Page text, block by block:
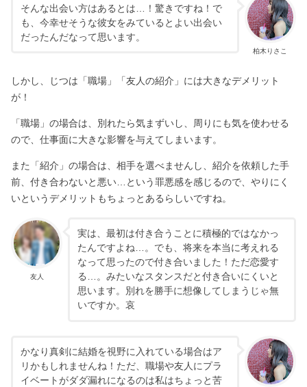
柏木りさこ
そんな出会い方はあるとは…！驚きですね！で
も、今幸せそうな彼女をみているとよい出会い
だったんだなって思います。
しかし、じつは「職場」「友人の紹介」には大きなデメリット
が！
「職場」の場合は、別れたら気まずいし、周りにも気を使わせる
ので、仕事面に大きな影響を与えてしまいます。
また「紹介」の場合は、相手を選べませんし、紹介を依頼した手
前、付き合わないと悪い…という罪悪感を感じるので、やりにく
いというデメリットもちょっとあるらしいですね。
友人
実は、最初は付き合うことに積極的ではなかっ
たんですよね…。でも、将来を本当に考えれる
なって思ったので付き合いました！ただ恋愛す
る…。みたいなスタンスだと付き合いにくいと
思います。別れを勝手に想像してしまうじゃ無
いですか。哀
かなり真剣に結婚を視野に入れている場合はア
リかもしれませんね！ただ、職場や友人にプラ
イベートがダダ漏れになるのは私はちょっと苦